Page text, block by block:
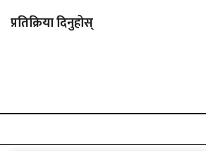
प्रतिक्रिया दिनुहोस्